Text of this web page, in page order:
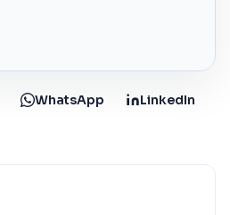
WhatsApp
LinkedIn